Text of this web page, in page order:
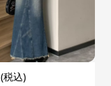
(税込)